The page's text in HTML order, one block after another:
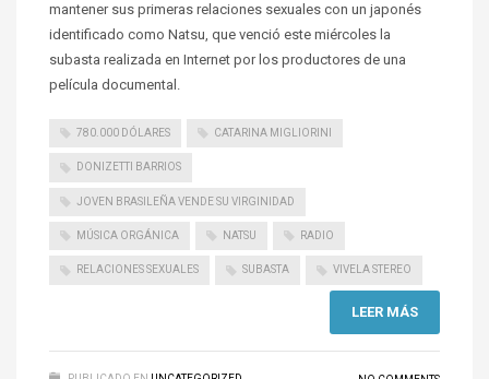
mantener sus primeras relaciones sexuales con un japonés
identificado como Natsu, que venció este miércoles la
subasta realizada en Internet por los productores de una
película documental.
780.000 DÓLARES CATARINA MIGLIORINI
DONIZETTI BARRIOS
JOVEN BRASILEÑA VENDE SU VIRGINIDAD
MÚSICA ORGÁNICA NATSU RADIO
RELACIONES SEXUALES SUBASTA VIVELA STEREO
LEER MÁS